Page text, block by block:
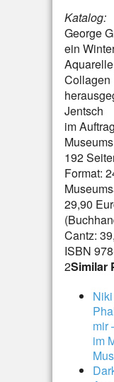
Katalog:
George
ein
Collagen
Jentsch
im
192
Format:
29,90
Cantz:
ISBN
2Similar
mir
im